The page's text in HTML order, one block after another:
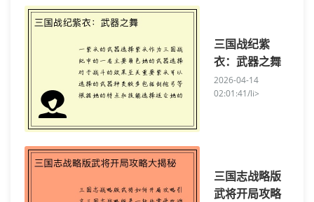
三国战纪紫
衣：武器之舞
2026-04-14
02:01:41/li>
三国志战略版
武将开局攻略